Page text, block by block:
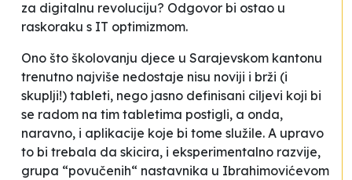
za digitalnu revoluciju? Odgovor bi ostao u
raskoraku s IT optimizmom.
Ono što školovanju djece u Sarajevskom kantonu
trenutno najviše nedostaje nisu noviji i brži (i
skuplji!) tableti, nego jasno definisani ciljevi koji bi
se radom na tim tabletima postigli, a onda,
naravno, i aplikacije koje bi tome služile. A upravo
to bi trebala da skicira, i eksperimentalno razvije,
grupa “povučenih“ nastavnika u Ibrahimovićevom